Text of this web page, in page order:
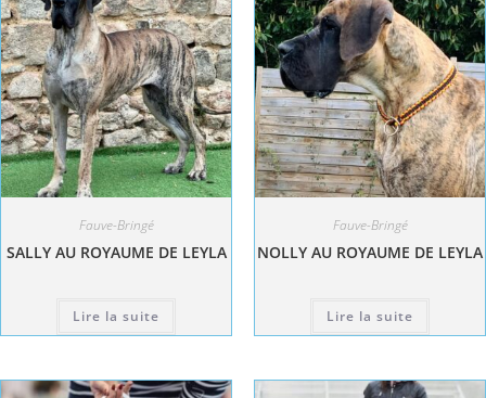
Fauve-Bringé
SALLY AU ROYAUME DE LEYLA
Lire la suite
Fauve-Bringé
NOLLY AU ROYAUME DE LEYLA
Lire la suite